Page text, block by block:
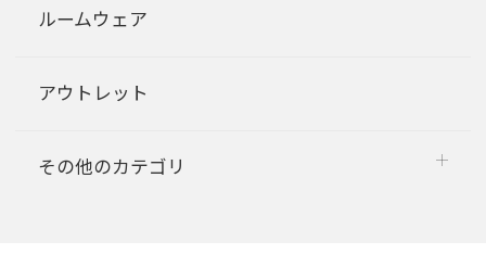
ルームウェア
アウトレット
その他のカテゴリ